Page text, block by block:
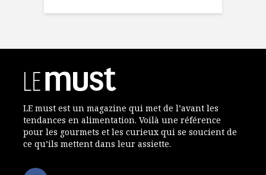
LE must est un magazine qui met de l’avant les
tendances en alimentation. Voilà une référence
pour les gourmets et les curieux qui se soucient de
ce qu’ils mettent dans leur assiette.